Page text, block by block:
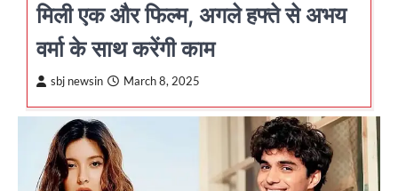
मिली एक और फिल्म, अगले हफ्ते से अभय
वर्मा के साथ करेंगी काम
sbj newsin March 8, 2025